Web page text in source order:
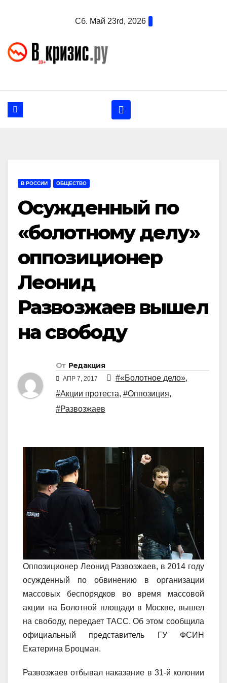
Сб. Май 23rd, 2026
В РОССИИ ОБЩЕСТВО
Осужденный по
«болотному делу»
оппозиционер
Леонид
Развозжаев вышел
на свободу
От Редакция
АПР 7, 2017 #«Болотное дело»,
#Акции протеста, #Оппозиция,
#Развозжаев
Оппозиционер Леонид Развозжаев, в 2014 году
осужденный по обвинению в организации
массовых беспорядков во время массовой
акции на Болотной площади в Москве, вышел
на свободу, передает ТАСС. Об этом сообщила
официальный представитель ГУ ФСИН
Екатерина Броцман.
Развозжаев отбывал наказание в 31-й колонии